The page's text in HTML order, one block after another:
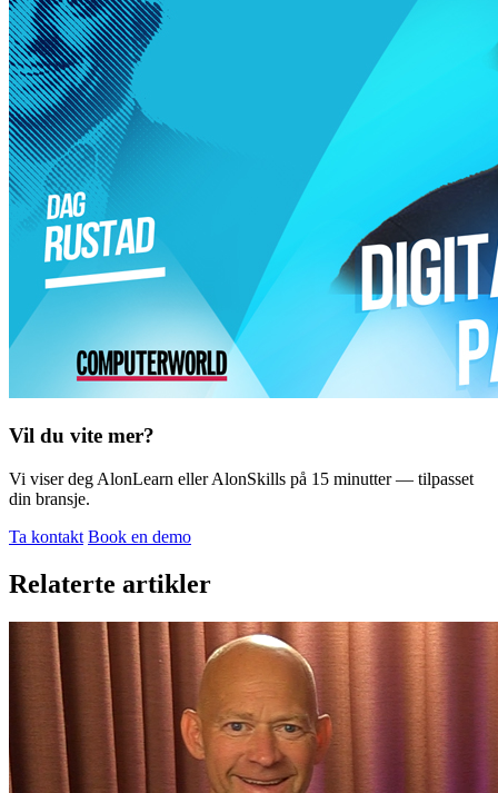
Vil du vite mer?
Vi viser deg AlonLearn eller AlonSkills på 15 minutter — tilpasset
din bransje.
Ta kontakt Book en demo
Relaterte artikler